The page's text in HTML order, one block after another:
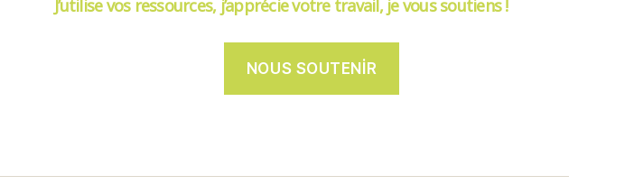
J’utilise vos ressources, j’apprécie votre travail, je vous soutiens !
NOUS SOUTENIR